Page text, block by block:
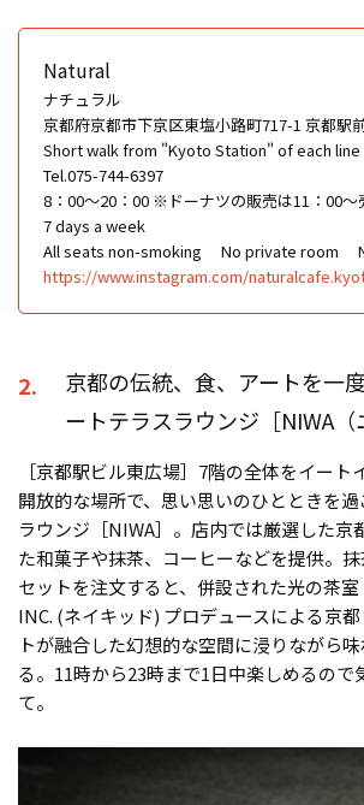
Natural
ナチュラル
京都府京都市下京区東塩小路町717-1 京都駅
Short walk from "Kyoto Station" of each line
Tel.075-744-6397
8：00〜20：00 ※ドーナツの販売は11：00〜
7 days a week
All seats non-smoking
No private room
https://www.instagram.com/
2.
京都の伝統、食、アートを一
ートテラスラウンジ［NIWA（
［京都駅ビル東広場］7階の全体をイート
開放的な場所で、思い思いのひとときを
ラウンジ［NIWA］。店内では厳選した京
た和菓子や抹茶、コーヒーなどを提供。
セットを注文すると、併設された光の茶
INC. (ネイキッド) プロデュースによる京
トが融合した幻想的な空間に浸りながら
る。11時から23時まで1日中楽しめるので
て。